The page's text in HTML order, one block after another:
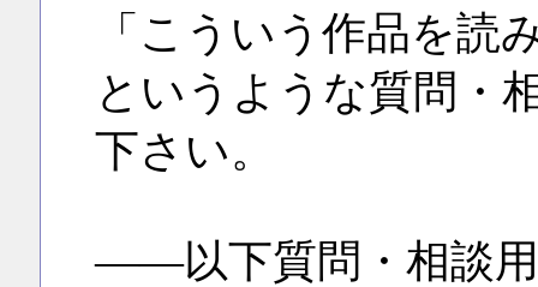
「こういう作品を読
というような質問・
下さい。
――以下質問・相談